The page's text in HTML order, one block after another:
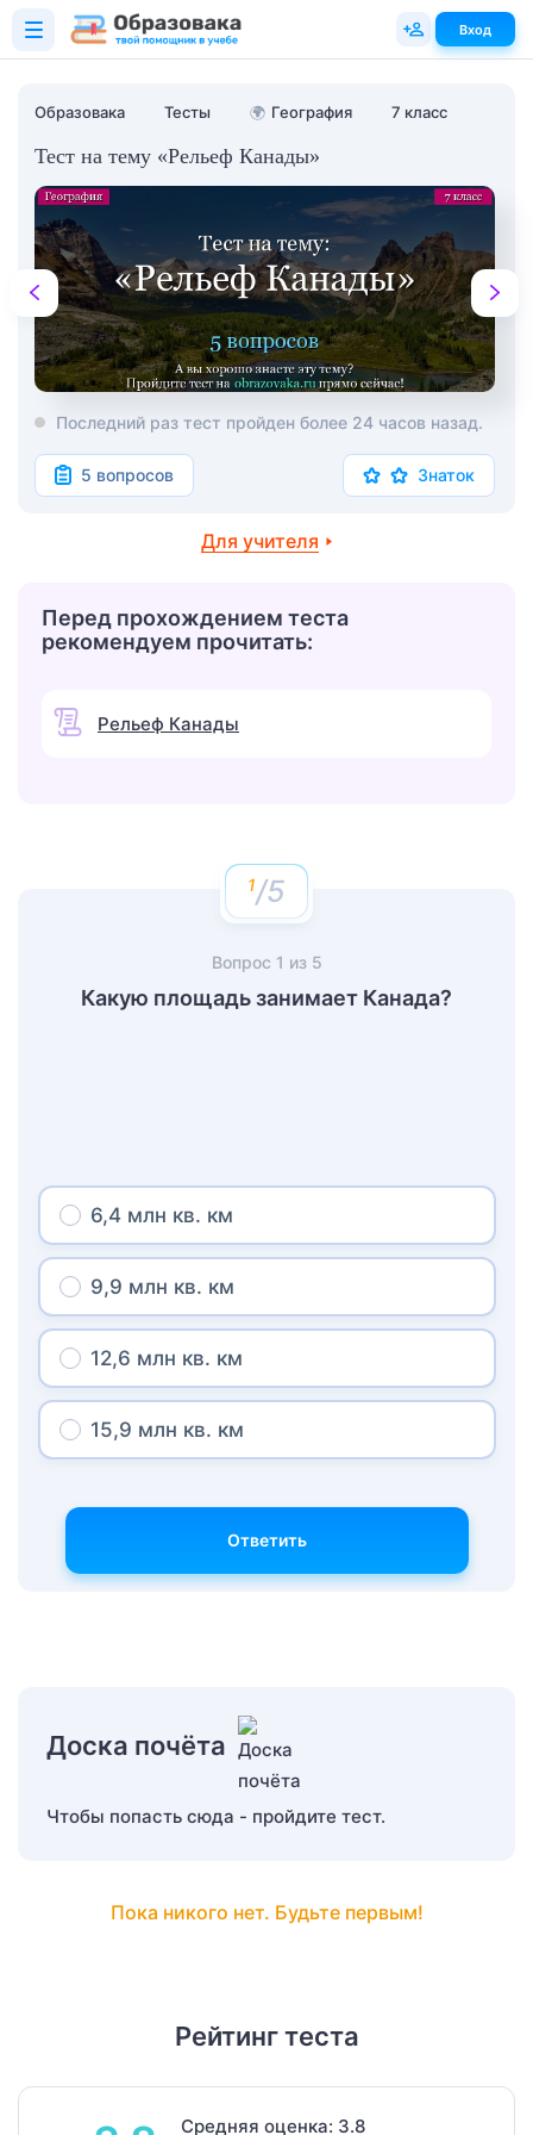
Образовака Тесты 🌍 География 7 класс
Тест на тему «Рельеф Канады»
Последний раз тест пройден более 24 часов назад.
5 вопросов Знаток
Для учителя
Перед прохождением теста
рекомендуем прочитать:
Рельеф Канады
/5
Вопрос 1 из 5
Какую площадь занимает Канада?
6,4 млн кв. км
9,9 млн кв. км
12,6 млн кв. км
15,9 млн кв. км
Ответить
Доска почёта
Чтобы попасть сюда - пройдите тест.
Пока никого нет. Будьте первым!
Рейтинг теста
Средняя оценка: 3.8
Вход